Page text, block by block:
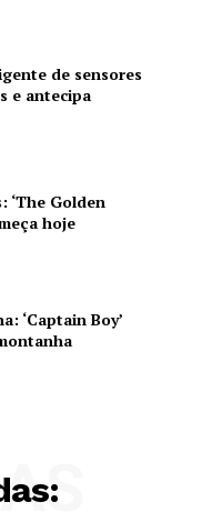
de sensores
e antecipa
‘The Golden
hoje
‘Captain Boy’